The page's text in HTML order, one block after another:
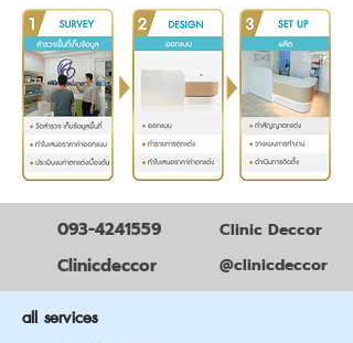
093-4241559
Clinicdeccor
Clinic Deccor
@clinicdeccor
all services